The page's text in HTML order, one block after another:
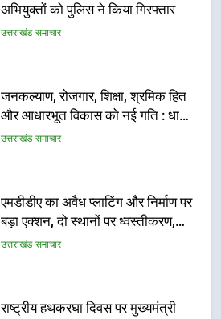
और आधारभूत विकास को नई गति : धामी
कैबिनेट के ऐतिहासिक फैसले
उत्तराखंड समाचार
एमडीडीए का अवैध प्लाटिंग और निर्माण पर
बड़ा एक्शन, दो स्थानों पर ध्वस्तीकरण,
मसूरी मार्ग पर अवैध निर्माण सील
उत्तराखंड समाचार
राष्ट्रीय हथकरघा दिवस पर मुख्यमंत्री
धामी ने उत्कृष्ट बुनकरों और हस्तशिल्प
कारीगरों को किया सम्मानित
उत्तराखंड समाचार
उत्तराखंड कांग्रेस में बड़ा संगठनात्मक